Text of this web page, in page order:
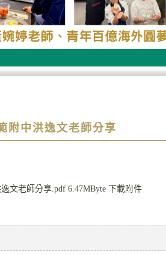
附中洪逸文老師分享
文老師分享.pdf 6.47MByte 下載附件